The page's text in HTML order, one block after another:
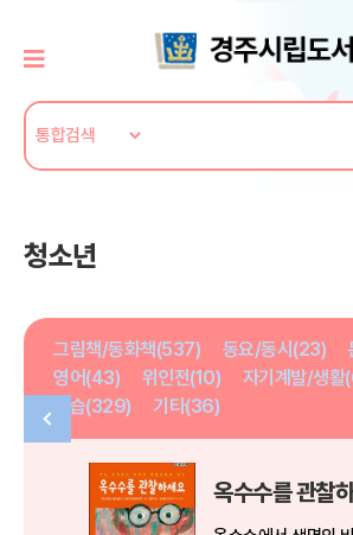
청소년
그림책/동화책(537) 동요/동시(23)
영어(43)
위인전(10)
자기계발/생
학습(329)
기타(36)
옥수수를 관찰